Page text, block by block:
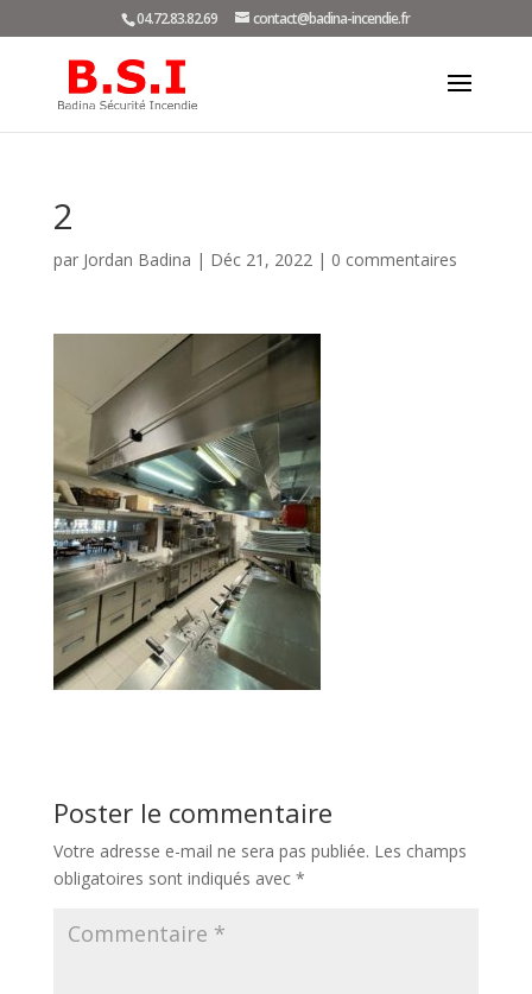
04.72.83.82.69 contact@badina-incendie.fr
2
par Jordan Badina | Déc 21, 2022| 0 commentaires
Poster le commentaire
Votre adresse e-mail ne sera pas publiée. Les champs
obligatoires sont indiqués avec *